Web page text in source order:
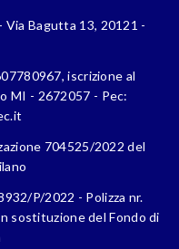
Via Bagutta 13, 20121 -
iscrizione al
MI - 2672057 - Pec:
704525/2022 del
P/2022 - Polizza nr.
sostituzione del Fondo di